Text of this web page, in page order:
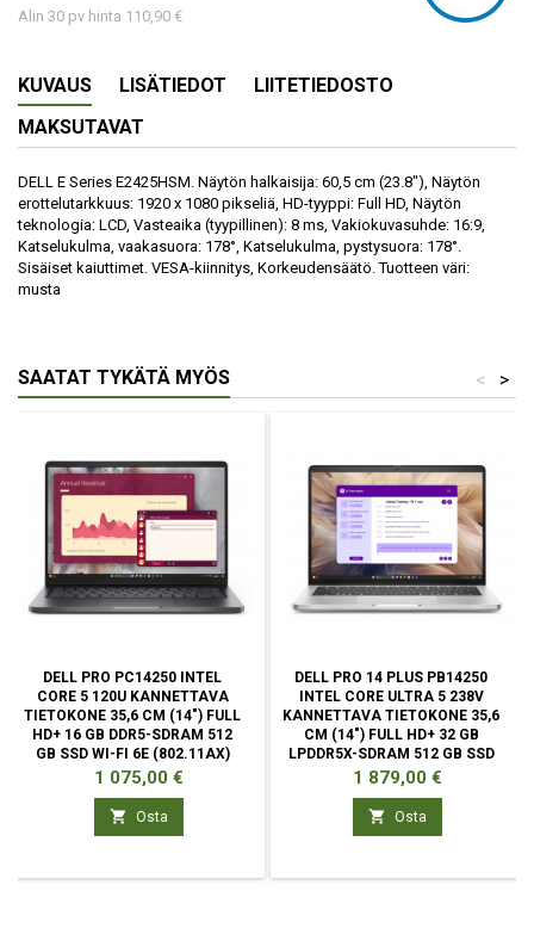
Alin 30 pv hinta 110,90 €
KUVAUS LISÄTIEDOT
LIITETIEDOSTO
MAKSUTAVAT
DELL E Series E2425HSM. Näytön halkaisija: 60,5 cm (23.8"), Näytön
erottelutarkkuus: 1920 x 1080 pikseliä, HD-tyyppi: Full HD, Näytön
teknologia: LCD, Vasteaika (tyypillinen): 8 ms, Vakiokuvasuhde: 16:9,
Katselukulma, vaakasuora: 178°, Katselukulma, pystysuora: 178°.
Sisäiset kaiuttimet. VESA-kiinnitys, Korkeudensäätö. Tuotteen väri:
musta
SAATAT TYKÄTÄ MYÖS >
<
DELL PRO PC14250 INTEL
CORE 5 120U KANNETTAVA
TIETOKONE 35,6 CM (14") FULL
HD+ 16 GB DDR5-SDRAM 512
GB SSD WI-FI 6E (802.11AX)
Hinta
1 075,00 €
 Osta
DELL PRO 14 PLUS PB14250
INTEL CORE ULTRA 5 238V
KANNETTAVA TIETOKONE 35,6
CM (14") FULL HD+ 32 GB
LPDDR5X-SDRAM 512 GB SSD
Hinta
1 879,00 €
 Osta